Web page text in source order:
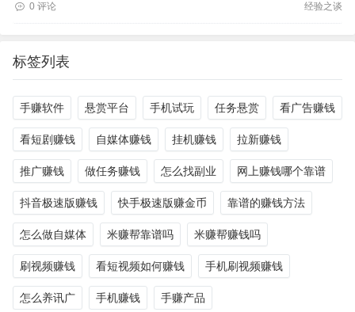
0 评论 经验之谈
标签列表
手赚软件 悬赏平台 手机试玩 任务悬赏 看广告赚钱
看短剧赚钱 自媒体赚钱 挂机赚钱 拉新赚钱
推广赚钱 做任务赚钱 怎么找副业 网上赚钱哪个靠谱
抖音极速版赚钱 快手极速版赚金币 靠谱的赚钱方法
怎么做自媒体 米赚帮靠谱吗 米赚帮赚钱吗
刷视频赚钱 看短视频如何赚钱 手机刷视频赚钱
怎么养讯广 手机赚钱 手赚产品